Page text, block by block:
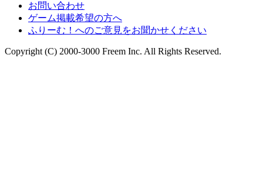
お問い合わせ
ゲーム掲載希望の方へ
ふりーむ！へのご意見をお聞かせください
Copyright (C) 2000-3000 Freem Inc. All Rights Reserved.